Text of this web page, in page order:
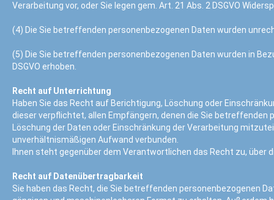
Verarbeitung vor, oder Sie legen gem. Art. 21 Abs. 2 DSGVO
(4) Die Sie betreffenden personenbezogenen Daten wurden
(5) Die Sie betreffenden personenbezogenen Daten wurden in
DSGVO erhoben.
Recht auf Unterrichtung
Haben Sie das Recht auf Berichtigung, Löschung oder
dieser verpflichtet, allen Empfängern, denen die Sie
Löschung der Daten oder Einschränkung der Verarbeitung
unverhältnismäßigen Aufwand verbunden.
Ihnen steht gegenüber dem Verantwortlichen das Recht zu,
Recht auf Datenübertragbarkeit
Sie haben das Recht, die Sie betreffenden personenbezogenen